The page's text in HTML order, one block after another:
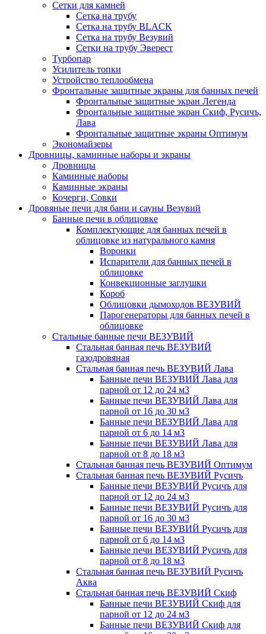
Сетки для камней
Сетка на трубу
Сетка на трубу BLACK
Сетка на трубу Везувий
Сетки на трубу Эверест
Турбопар
Усилитель топки
Устройство теплообмена
Фронтальные защитные экраны для банных печей
Фронтальные защитные экран Легенда
Фронтальные защитные экран Скиф, Русичъ,
Лава
Фронтальные защитные экраны Оптимум
Экономайзеры
Дровницы, каминные наборы и экраны
Дровницы
Каминные наборы
Каминные экраны
Кочерги, Совки
Дровяные печи для бани и сауны Везувий
Банные печи в облицовке
Комплектующие для банных печей в
облицовке из натурального камня
Воронки
Испарители для банных печей в
облицовке
Конвекционные заглушки
Короб
Облицовки дымоходов ВЕЗУВИЙ
Парогенераторы для банных печей в
облицовке
Стальные банные печи ВЕЗУВИЙ
Стальная банная печь ВЕЗУВИЙ
газодровяная
Стальная банная печь ВЕЗУВИЙ Лава
Банные печи ВЕЗУВИЙ Лава для
парной от 12 до 24 м3
Банные печи ВЕЗУВИЙ Лава для
парной от 16 до 30 м3
Банные печи ВЕЗУВИЙ Лава для
парной от 6 до 14 м3
Банные печи ВЕЗУВИЙ Лава для
парной от 8 до 18 м3
Стальная банная печь ВЕЗУВИЙ Оптимум
Стальная банная печь ВЕЗУВИЙ Русичъ
Банные печи ВЕЗУВИЙ Русичъ для
парной от 12 до 24 м3
Банные печи ВЕЗУВИЙ Русичъ для
парной от 16 до 30 м3
Банные печи ВЕЗУВИЙ Русичъ для
парной от 6 до 14 м3
Банные печи ВЕЗУВИЙ Русичъ для
парной от 8 до 18 м3
Стальная банная печь ВЕЗУВИЙ Русичъ
Аква
Стальная банная печь ВЕЗУВИЙ Скиф
Банные печи ВЕЗУВИЙ Скиф для
парной от 12 до 24 м3
Банные печи ВЕЗУВИЙ Скиф для